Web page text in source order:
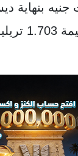
محققة